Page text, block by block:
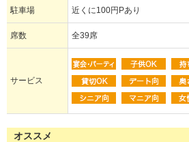
駐車場 近くに100円Pあり
席数 全39席
サービス
オススメ